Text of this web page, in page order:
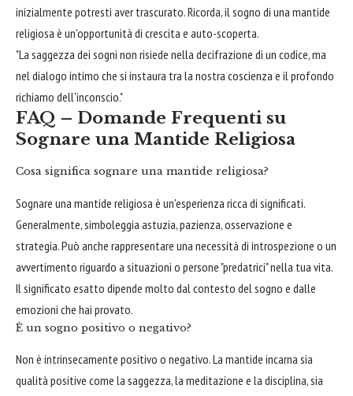
inizialmente potresti aver trascurato. Ricorda, il sogno di una mantide
religiosa è un'opportunità di crescita e auto-scoperta.
"La saggezza dei sogni non risiede nella decifrazione di un codice, ma
nel dialogo intimo che si instaura tra la nostra coscienza e il profondo
richiamo dell'inconscio."
FAQ – Domande Frequenti su
Sognare una Mantide Religiosa
Cosa significa sognare una mantide religiosa?
Sognare una mantide religiosa è un'esperienza ricca di significati.
Generalmente, simboleggia astuzia, pazienza, osservazione e
strategia. Può anche rappresentare una necessità di introspezione o un
avvertimento riguardo a situazioni o persone "predatrici" nella tua vita.
Il significato esatto dipende molto dal contesto del sogno e dalle
emozioni che hai provato.
È un sogno positivo o negativo?
Non è intrinsecamente positivo o negativo. La mantide incarna sia
qualità positive come la saggezza, la meditazione e la disciplina, sia